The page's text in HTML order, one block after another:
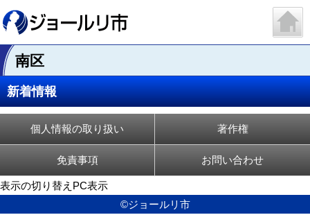
南区
新着情報
個人情報の取り扱い 著作権
免責事項 お問い合わせ
表示の切り替え PC表示
©ジョールリ市